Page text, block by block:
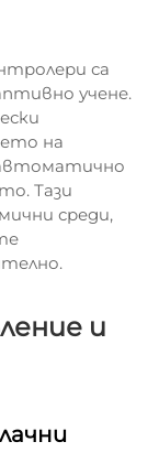
са
учене.
на
Тази
среди,
и